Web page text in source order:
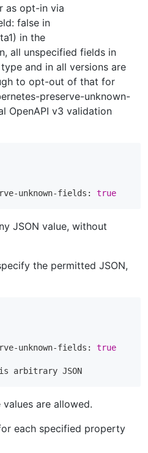
as opt-in via
false in
in the
all unspecified fields in
and in all versions are
to opt-out of that for
preserve-unknown-
OpenAPI v3 validation
unknown-fields:
true
JSON value, without
the permitted JSON,
unknown-fields:
true
are allowed.
each specified property